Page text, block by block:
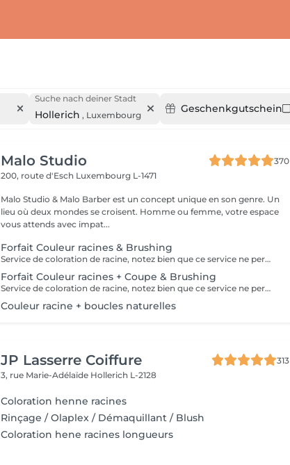
Suche nach deiner Stadt
Hollerich , Luxembourg
Geschenkgutschein
Malo Studio
370
200, route d'Esch Luxembourg L-1471
Malo Studio & Malo Barber est un concept unique en son genre. Un
lieu où deux mondes se croisent. Homme ou femme, votre espace
vous attends avec impat...
Forfait Couleur racines & Brushing
Service de coloration de racine, notez bien que ce service ne permet pas d‘effectuer d’importants éclaircissements tel qu‘un balayage ou des mèches.
Forfait Couleur racines + Coupe & Brushing
Service de coloration de racine, notez bien que ce service ne permet pas d‘effectuer d’importants éclaircissements tel qu‘un balayage ou des mèches.
Couleur racine + boucles naturelles
JP Lasserre Coiffure
313
3, rue Marie-Adélaïde Hollerich L-2128
Coloration henne racines
Rinçage / Olaplex / Démaquillant / Blush
Coloration hene racines longueurs